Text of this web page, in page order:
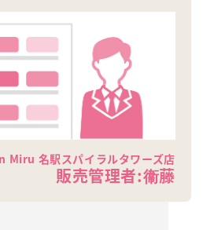
Miru 名駅スパイラルタワーズ店
販売管理者:衞藤